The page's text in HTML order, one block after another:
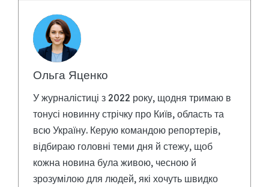
Ольга Яценко
У журналістиці з 2022 року, щодня тримаю в
тонусі новинну стрічку про Київ, область та
всю Україну. Керую командою репортерів,
відбираю головні теми дня й стежу, щоб
кожна новина була живою, чесною й
зрозумілою для людей, які хочуть швидко